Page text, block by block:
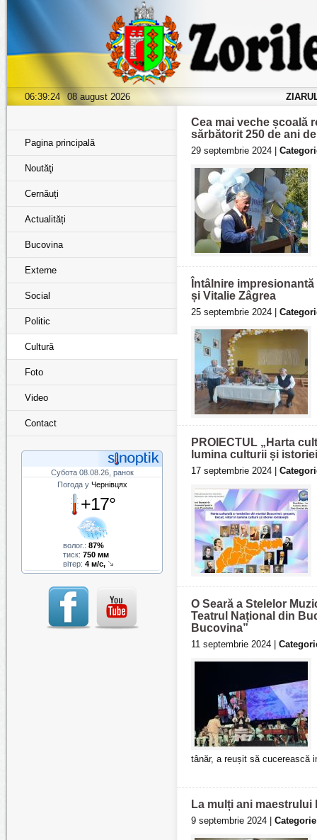
06:39:26 08 august 2026
Pagina principală
Noutăţi
Cernăuți
Actualități
Bucovina
Externe
Social
Politic
Cultură
Foto
Video
Contact
Субота 08.08.26, ранок
Погода у Чернівцях
+17°
волог.: 87%
тиск: 750 мм
вітер: 4 м/с,
Cea mai veche școală
sărbătorit 250 de ani
29 septembrie 2024 |
Întâlnire
și Vitalie Zâgrea
25 septembrie 2024 |
PROIECTUL „Harta
lumina culturii și
17 septembrie 2024 |
O Seară a Stelelor
Teatrul Național din
Bucovina”
11 septembrie 2024 |
tânăr, a reușit să cucerească
La mulți ani
9 septembrie 2024 |